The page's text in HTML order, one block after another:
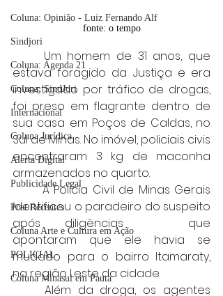
Coluna: Opinião - Luiz Fernando Alf
Sindjori
Coluna: Agenda 21
Coluna: SindJori
Internacional
Coluna Jurídica
Alerta Digital
Publicidade Legal
Post Recentes
Coluna Arte e Cultura em Ação
POLICIAL
Coluna Minasul em Pauta
fonte: o tempo
estava foragido da Justiça e era
investigado por tráfico de drogas,
foi preso em flagrante dentro de
sua casa em Poços de Caldas, no
Sul de Minas. No imóvel, policiais civis
encontraram 3 kg de maconha
armazenados no quarto.
	A Polícia Civil de Minas Gerais
identificou o paradeiro do suspeito
após diligências 	que
apontaram que ele havia se
mudado para o bairro Itamaraty,
na região Leste da cidade.